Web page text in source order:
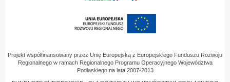
Projekt współfinansowany przez Unię Europejską z Europejskiego Funduszu Rozwoju
Regionalnego w ramach Regionalnego Programu Operacyjnego Województwa
Podlaskiego na lata 2007-2013